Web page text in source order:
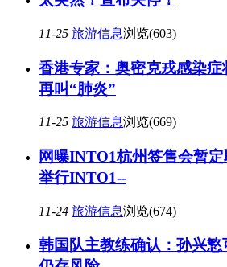
11-25 旅游信息浏览(603)
香港专家：奥密克戎感染
再叫“肺炎”
11-25 旅游信息浏览(669)
网曝INTO1杭州签售会暂定
举行INTO1--
11-24 旅游信息浏览(674)
韩国队主教练确认：孙兴